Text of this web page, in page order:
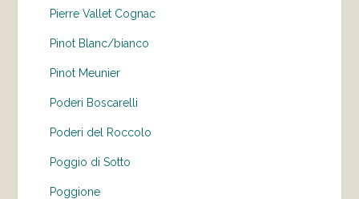
Pierre Vallet Cognac
Pinot Blanc/bianco
Pinot Meunier
Poderi Boscarelli
Poderi del Roccolo
Poggio di Sotto
Poggione